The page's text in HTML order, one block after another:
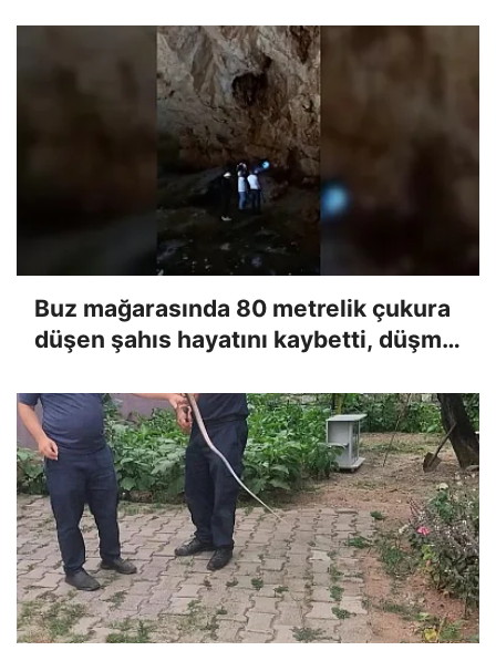
Buz mağarasında 80 metrelik çukura
düşen şahıs hayatını kaybetti, düşme